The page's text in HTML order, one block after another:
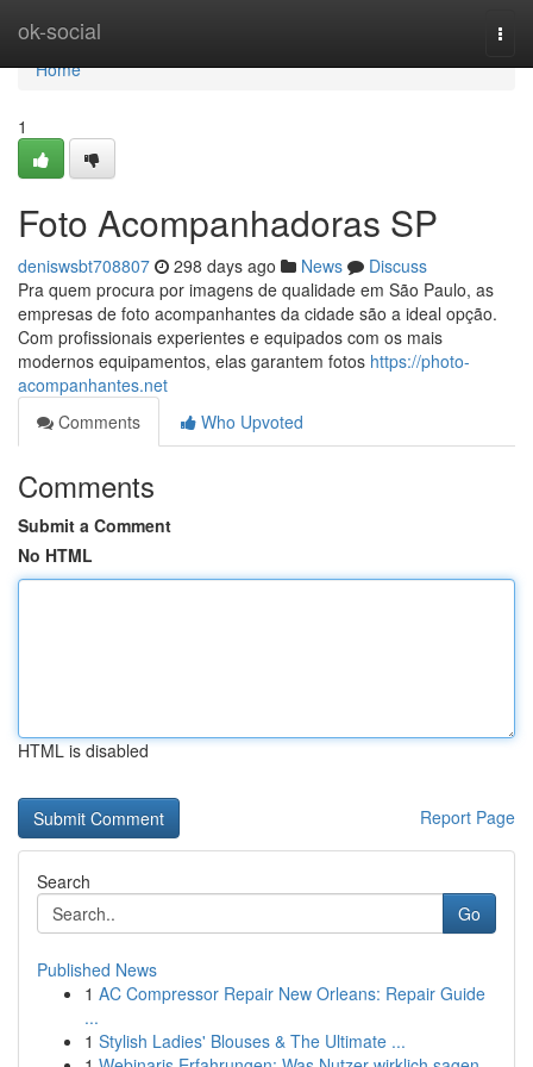
ok-social
Home
Home
1
Foto Acompanhadoras SP
deniswsbt708807 298 days ago News
Discuss
Pra quem procura por imagens de qualidade em São Paulo, as
empresas de foto acompanhantes da cidade são a ideal opção.
Com profissionais experientes e equipados com os mais
modernos equipamentos, elas garantem fotos https://photo-
acompanhantes.net
Comments
Who Upvoted
Comments
Submit a Comment
No HTML
HTML is disabled
Report Page
Search
Go
Published News
1 AC Compressor Repair New Orleans: Repair Guide
...
1 Stylish Ladies' Blouses & The Ultimate ...